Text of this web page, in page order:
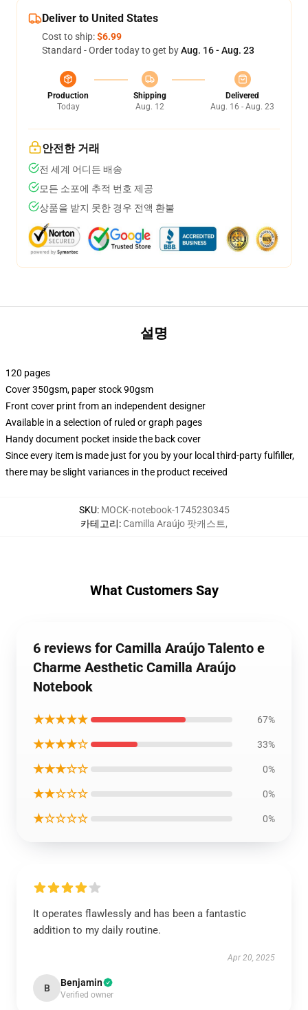
Deliver to United States
Cost to ship:$6.99
Standard - Order today to get byAug. 16 - Aug. 23
Production
Today
Shipping
Aug. 12
Delivered
Aug. 16 - Aug. 23
안전한 거래
전 세계 어디든 배송
모든 소포에 추적 번호 제공
상품을 받지 못한 경우 전액 환불
설명
120 pages
Cover 350gsm, paper stock 90gsm
Front cover print from an independent designer
Available in a selection of ruled or graph pages
Handy document pocket inside the back cover
Since every item is made just for you by your local third-party fulfiller,
there may be slight variances in the product received
SKU: MOCK-notebook-1745230345
카테고리: Camilla Araújo 팟캐스트,
What Customers Say
6 reviews for Camilla Araújo Talento e
Charme Aesthetic Camilla Araújo
Notebook
★★★★★ 67%
★★★★☆ 33%
★★★☆☆ 0%
★★☆☆☆ 0%
★☆☆☆☆ 0%
It operates flawlessly and has been a fantastic
addition to my daily routine.
Apr 20, 2025
B Benjamin
Verified owner